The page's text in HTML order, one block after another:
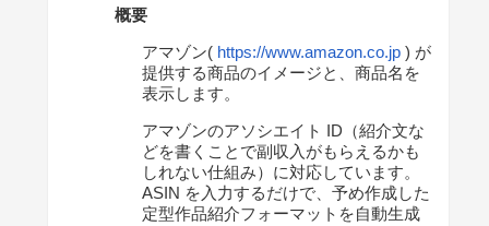
概要
アマゾン( https://www.amazon.co.jp ) が
提供する商品のイメージと、商品名を
表示します。
アマゾンのアソシエイト ID（紹介文な
どを書くことで副収入がもらえるかも
しれない仕組み）に対応しています。
ASIN を入力するだけで、予め作成した
定型作品紹介フォーマットを自動生成